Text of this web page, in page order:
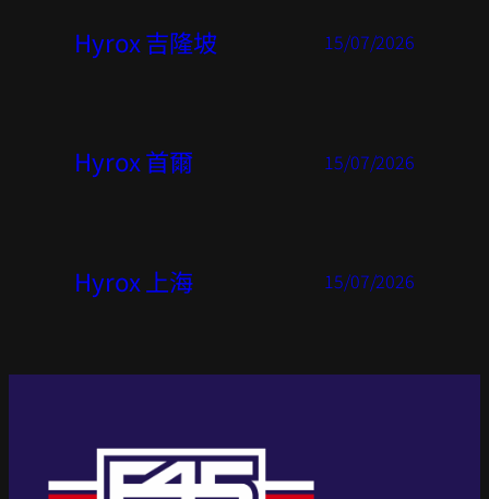
Hyrox 吉隆坡 15/07/2026
Hyrox 首爾 15/07/2026
Hyrox 上海 15/07/2026